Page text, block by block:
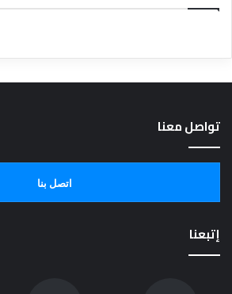
تواصل معنا
اتصل بنا
إتبعنا